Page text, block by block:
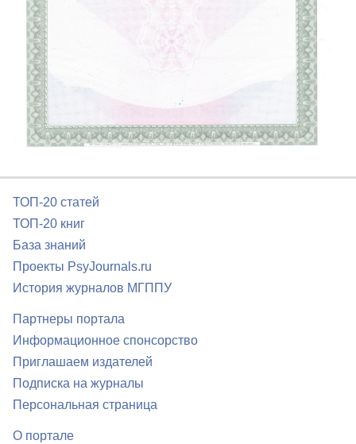
ТОП-20 статей
ТОП-20 книг
База знаний
Проекты PsyJournals.ru
История журналов МГППУ
Партнеры портала
Информационное спонсорство
Приглашаем издателей
Подписка на журналы
Персональная страница
О портале